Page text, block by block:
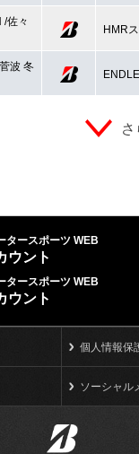
/佐々
HMR
波 冬
さ
タースポーツ WEB
ウント
タースポーツ WEB
ウント
個人情報保
ソーシャル